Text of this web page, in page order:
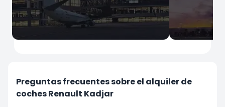
Preguntas frecuentes sobre el alquiler de
coches Renault Kadjar